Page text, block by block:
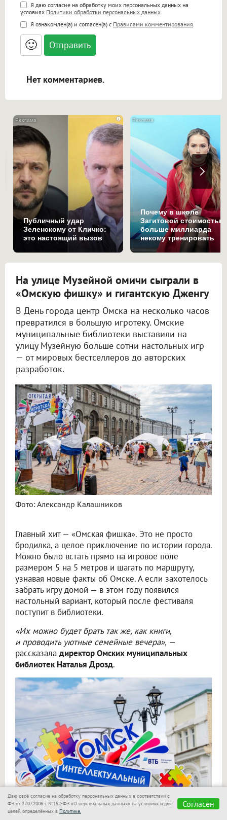
Поддержка HTML
<b>, <strong>, <u>, <i>, <em>, <s>, <big>,
<small>, <sup>, <sub>, <pre>, <ul>, <ol>, <li>,
<blockquote>, <code> экранирует HTML,
адреса URL автоматически становятся
ссылками, и [img]адрес[/img] будет
Я даю согласие на обработку моих персональных данных на
условиях Политики обработки персональных данных.
Я ознакомлен(а) и согласен(а) с Правилами комментирования.
🙂
Нет комментариев.
i
Публичный удар
Зеленскому от Кличко:
это настоящий вызов
Почему в школе
Загитовой стоимостью
больше миллиарда
некому тренировать
На улице Музейной омичи сыграли в
«Омскую фишку» и гигантскую Дженгу
В День города центр Омска на несколько часов
превратился в большую игротеку. Омские
муниципальные библиотеки выставили на
улицу Музейную больше сотни настольных игр
— от мировых бестселлеров до авторских
разработок.
Фото: Александр Калашников
Главный хит — «Омская фишка». Это не просто
бродилка, а целое приключение по истории города.
Можно было встать прямо на игровое поле
размером 5 на 5 метров и шагать по маршруту,
узнавая новые факты об Омске. А если захотелось
забрать игру домой — в этом году появился
настольный вариант, который после фестиваля
поступит в библиотеки.
«Их можно будет брать так же, как книги,
и проводить уютные семейные вечера», —
рассказала директор Омских муниципальных
библиотек Наталья Дрозд.
Даю своё согласие на обработку персональных данных в соответствии с
ФЗ от 27.07.2006 г. №152-ФЗ «О персональных данных» на условиях и для
целей, определённых в Политике.
Согласен